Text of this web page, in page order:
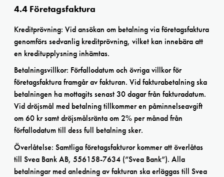
4.4 Företagsfaktura
Kreditprövning: Vid ansökan om betalning via företagsfaktura
genomförs sedvanlig kreditprövning, vilket kan innebära att
en kreditupplysning inhämtas.
Betalningsvillkor: Förfallodatum och övriga villkor för
företagsfaktura framgår av fakturan. Vid fakturabetalning ska
betalningen ha mottagits senast 30 dagar från fakturadatum.
Vid dröjsmål med betalning tillkommer en påminnelseavgift
om 60 kr samt dröjsmålsränta om 2% per månad från
förfallodatum till dess full betalning sker.
Överlåtelse: Samtliga företagsfakturor kommer att överlåtas
till Svea Bank AB, 556158-7634 (”Svea Bank”). Alla
betalningar med anledning av fakturan ska erläggas till Svea